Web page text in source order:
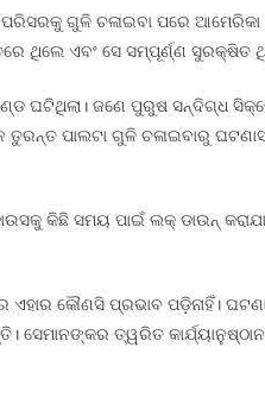
ଗୁଳି ଚଳାଇବା ପରେ ଆମେରିକା
ଥିଲେ ଏବଂ ସେ ସମ୍ପୂର୍ଣ୍ଣ ସୁରକ୍ଷିତ
ଘଟିଥିଲା। ଜଣେ ପୁରୁଷ ସନ୍ଦିଗ୍ଧ
ତୁରନ୍ତ ପାଲଟା ଗୁଳି ଚଳାଇବାରୁ
କିଛି ସମୟ ପାଇଁ ଲକ୍ ଡାଉନ୍
କୌଣସି ପ୍ରଭାବ ପଡ଼ିନାହିଁ।
ସେମାନଙ୍କର ତ୍ୱରିତ